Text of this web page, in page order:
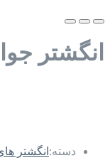
انگشتر
دسته: انگشتر